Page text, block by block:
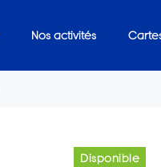
Nos activités
Disponible